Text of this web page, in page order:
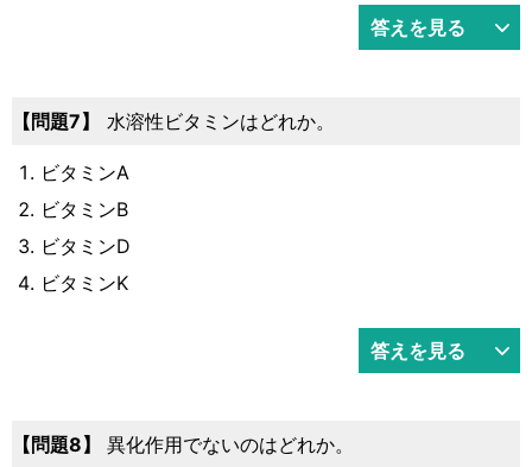
答えを見る
7 水溶性ビタミンはどれか。
ビタミンA
ビタミンB
ビタミンD
ビタミンK
答えを見る
8 異化作用でないのはどれか。